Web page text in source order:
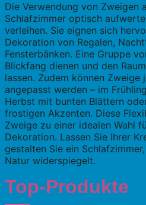
Die Verwendung von Zweigen
Schlafzimmer optisch
verleihen. Sie eignen sich
Dekoration von Regalen,
Fensterbänken. Eine Gruppe
Blickfang dienen und den
lassen. Zudem können Zweige
angepasst werden – im
Herbst mit bunten Blättern
frostigen Akzenten. Diese
Zweige zu einer idealen Wahl
Dekoration. Lassen Sie Ihrer
gestalten Sie ein
Natur widerspiegelt.
Top-Produkte